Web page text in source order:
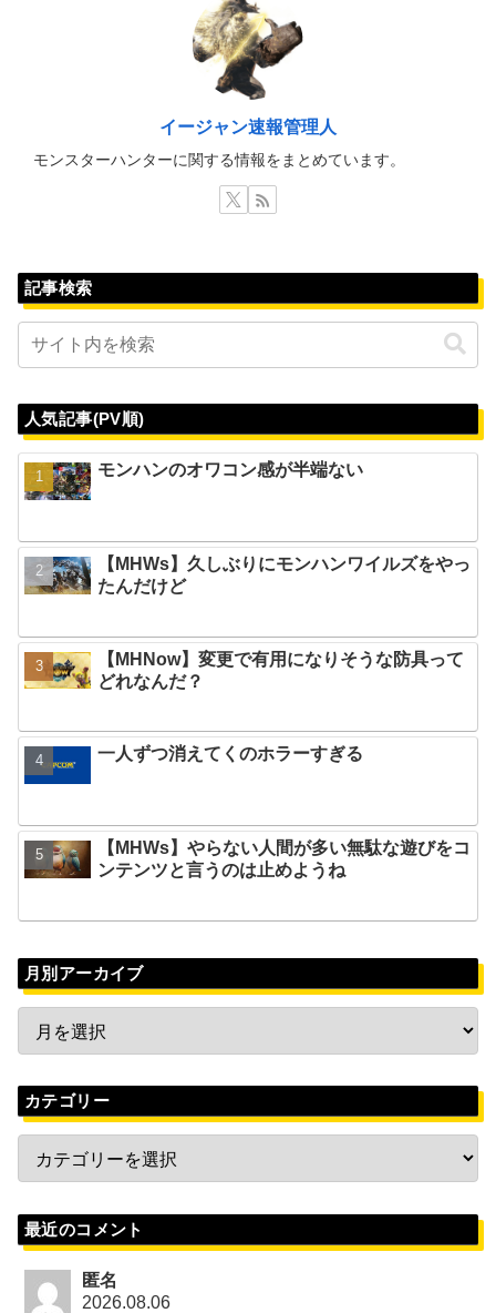
イージャン速報管理人
モンスターハンターに関する情報をまとめています。
記事検索
人気記事(PV順)
モンハンのオワコン感が半端ない
【MHWs】久しぶりにモンハンワイルズをやっ
たんだけど
【MHNow】変更で有用になりそうな防具って
どれなんだ？
一人ずつ消えてくのホラーすぎる
【MHWs】やらない人間が多い無駄な遊びをコ
ンテンツと言うのは止めようね
月別アーカイブ
カテゴリー
最近のコメント
匿名
2026.08.06